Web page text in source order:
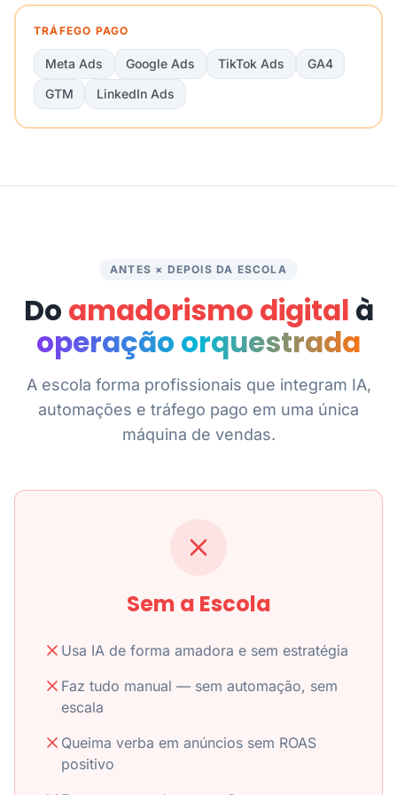
TRÁFEGO PAGO
Meta Ads Google Ads TikTok Ads
GA4
GTM
LinkedIn Ads
ANTES × DEPOIS DA ESCOLA
Do amadorismo digital à
operação orquestrada
A escola forma profissionais que integram IA,
automações e tráfego pago em uma única
máquina de vendas.
Sem a Escola
Usa IA de forma amadora e sem estratégia
Faz tudo manual — sem automação, sem
escala
Queima verba em anúncios sem ROAS
positivo